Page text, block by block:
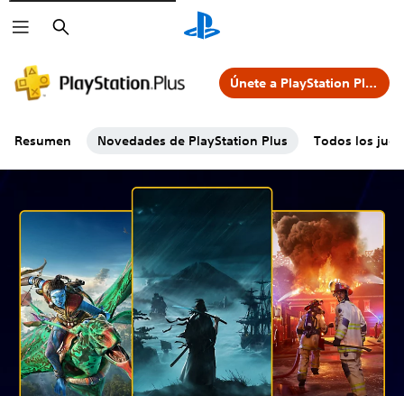
Buscar
Resumen Novedades de PlayStation Plus Todos los
Únete a PlayStation Plus